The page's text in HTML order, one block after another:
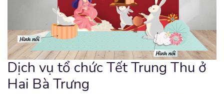
Dịch vụ tổ chức Tết Trung Thu ở
Hai Bà Trưng